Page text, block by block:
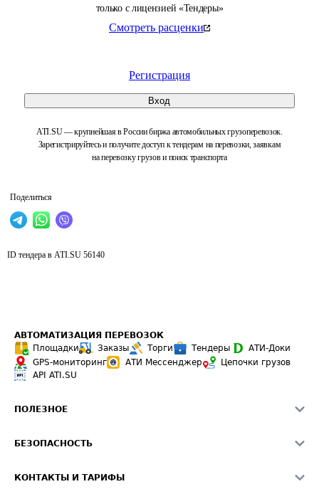
только с лицензией «Тендеры»
Смотреть расценки
Регистрация
Вход
ATI.SU — крупнейшая в России биржа автомобильных грузоперевозок.
Зарегистрируйтесь и получите доступ к тендерам на перевозки, заявкам
на перевозку грузов и поиск транспорта
Поделиться
ID тендера в ATI.SU 56140
АВТОМАТИЗАЦИЯ ПЕРЕВОЗОК
Площадки
Заказы Торги Тендеры
АТИ-Доки
GPS-мониторинг
АТИ Мессенджер
Цепочки грузов
API ATI.SU
ПОЛЕЗНОЕ
Звезды ATI.SU на вашем сайте
БЕЗОПАСНОСТЬ
КОНТАКТЫ И ТАРИФЫ